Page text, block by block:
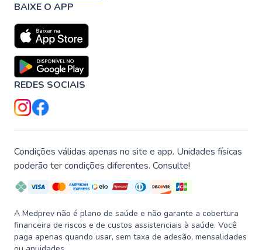
BAIXE O APP
REDES SOCIAIS
Condições válidas apenas no site e app. Unidades físicas
poderão ter condições diferentes. Consulte!
A Medprev não é plano de saúde e não garante a cobertura
financeira de riscos e de custos assistenciais à saúde. Você
paga apenas quando usar, sem taxa de adesão, mensalidades